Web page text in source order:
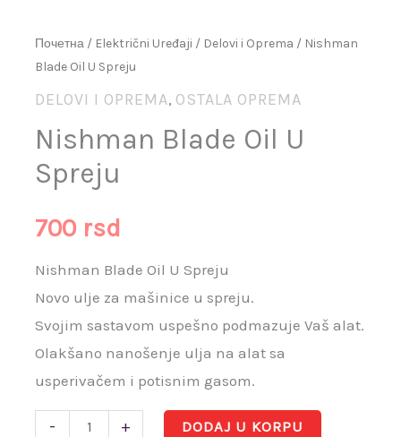
Почетна / Električni Uređaji / Delovi i Oprema / Nishman
Blade Oil U Spreju
DELOVI I OPREMA, OSTALA OPREMA
Nishman Blade Oil U
Spreju
700 rsd
Nishman Blade Oil U Spreju
Novo ulje za mašinice u spreju.
Svojim sastavom uspešno podmazuje Vaš alat.
Olakšano nanošenje ulja na alat sa
usperivačem i potisnim gasom.
- + DODAJ U KORPU